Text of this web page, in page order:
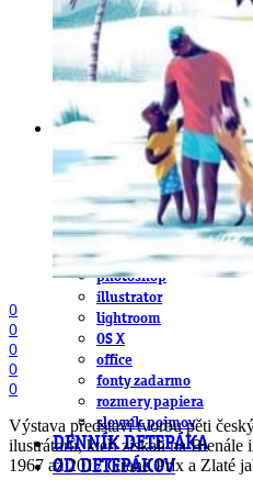
obludárium
video
pracovné ponuky
DeTePe [dtp]
ZÁKAZKY
NÁVODY
základy DTP
pre klientov
pdf, ps, acrobat,
fonty, písmo, typografia
farby a color
indesign
photoshop
illustrator
lightroom
OS X
office
fonty zadarmo
rozmery papiera
slovník pojmov
DENNÍK DETEPÁKA
OD DETEPÁKOV
0
0
0
0
0
Výstava představí tvorbu pěti
ilustrátorů, kteří získali na Bienále
1967 až 2017 Grand Prix a Zlaté